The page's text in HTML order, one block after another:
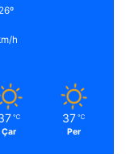
h
℃
Çar
37 ℃
Per